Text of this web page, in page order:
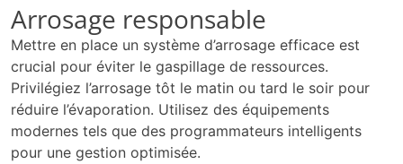
Arrosage responsable
Mettre en place un système d’arrosage efficace est
crucial pour éviter le gaspillage de ressources.
Privilégiez l’arrosage tôt le matin ou tard le soir pour
réduire l’évaporation. Utilisez des équipements
modernes tels que des programmateurs intelligents
pour une gestion optimisée.